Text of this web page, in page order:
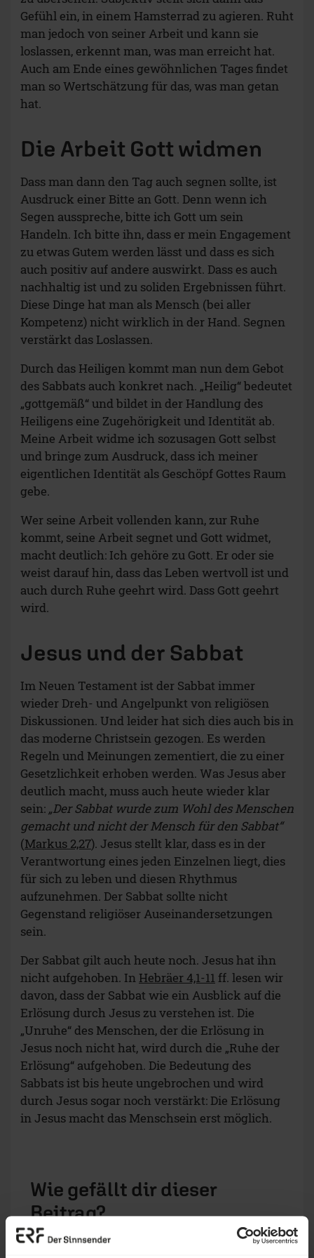
Gefühl ein, in einem Hamsterrad zu agieren. Ruht
man jedoch von seiner Arbeit und kann sie
loslassen, erkennt man, was man erreicht hat.
Auch am Ende eines gewöhnlichen Tages findet
man so Wertschätzung für das, was man getan
hat.
Die Arbeit Gott widmen
Dass man dann den Tag auch segnen sollte, ist
Ausdruck einer Bitte an Gott. Denn wenn ich
Segen ausspreche, bitte ich Gott um sein
Handeln. Ich bitte ihn, dass er mein Engagement
zu etwas Gutem werden lässt und dass es sich
auch positiv auf andere auswirkt. Dass es auch
nachhaltig ist und zu soliden Ergebnissen führt.
Diese Dinge hat man als Mensch (bei aller
Kompetenz) nicht wirklich in der Hand. Segnen
verstärkt das Loslassen.
Durch das Heiligen kommt man nun dem Gebot
des Sabbats auch konkret nach. „Heilig“ bedeutet
„gottgemäß“ und bildet in der Handlung des
Heiligens eine Zugehörigkeit und Identität ab.
Meine Arbeit widme ich sozusagen Gott selbst
und bringe zum Ausdruck, dass ich meiner
eigentlichen Identität als Geschöpf Gottes Raum
gebe.
Wer seine Arbeit vollenden kann, zur Ruhe
kommt, seine Arbeit segnet und Gott widmet,
macht deutlich: Ich gehöre zu Gott. Er oder sie
weist darauf hin, dass das Leben wertvoll ist und
auch durch Ruhe geehrt wird. Dass Gott geehrt
wird.
Jesus und der Sabbat
Im Neuen Testament ist der Sabbat immer
wieder Dreh- und Angelpunkt von religiösen
Diskussionen. Und leider hat sich dies auch bis in
das moderne Christsein gezogen. Es werden
Regeln und Meinungen zementiert, die zu einer
Gesetzlichkeit erhoben werden. Was Jesus aber
deutlich macht, muss auch heute wieder klar
sein: „Der Sabbat wurde zum Wohl des Menschen
gemacht und nicht der Mensch für den Sabbat“
(Markus 2,27). Jesus stellt klar, dass es in der
Verantwortung eines jeden Einzelnen liegt, dies
für sich zu leben und diesen Rhythmus
aufzunehmen. Der Sabbat sollte nicht
Gegenstand religiöser Auseinandersetzungen
sein.
Der Sabbat gilt auch heute noch. Jesus hat ihn
nicht aufgehoben. In Hebräer 4,1-11 ff. lesen wir
davon, dass der Sabbat wie ein Ausblick auf die
Erlösung durch Jesus zu verstehen ist. Die
„Unruhe“ des Menschen, der die Erlösung in
Jesus noch nicht hat, wird durch die „Ruhe der
Erlösung“ aufgehoben. Die Bedeutung des
Sabbats ist bis heute ungebrochen und wird
durch Jesus sogar noch verstärkt: Die Erlösung
in Jesus macht das Menschsein erst möglich.
Wie gefällt dir dieser
Beitrag?